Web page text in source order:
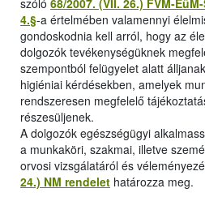
szóló 68/2007. (VII. 26.) FVM-
4.§-a értelmében valamennyi
gondoskodnia kell arról, hogy az
dolgozók tevékenységüknek
szempontból felügyelet alatt
higiéniai kérdésekben, amelyek
rendszeresen megfelelő
részesüljenek.
A dolgozók egészségügyi
a munkaköri, szakmai, illetve
orvosi vizsgálatáról és
24.) NM rendelet határozza meg.